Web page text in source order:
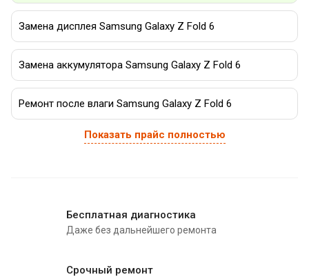
Замена дисплея Samsung Galaxy Z Fold 6
Замена аккумулятора Samsung Galaxy Z Fold 6
Ремонт после влаги Samsung Galaxy Z Fold 6
Показать прайс полностью
Бесплатная диагностика
Даже без дальнейшего ремонта
Срочный ремонт